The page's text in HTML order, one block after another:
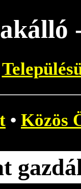
• Közös